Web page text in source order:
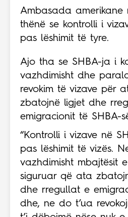
Ambasada amerikane
thënë se kontrolli i
pas lëshimit të tyre.
Ajo tha se SHBA-ja i
vazhdimisht dhe
revokim të vizave për
zbatojnë ligjet dhe
emigracionit të SHBA-
“Kontrolli i vizave në
pas lëshimit të vizës.
vazhdimisht mbajtësit
siguruar që ata
dhe rregullat e
dhe, ne do t’ua